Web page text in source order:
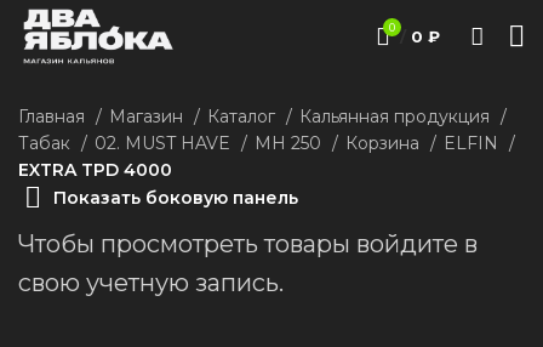
0 / 0 ₽
Главная Магазин Каталог
Кальянная продукция
Табак
02. MUST HAVE MH 250 Корзина
ELFIN
EXTRA TPD 4000
Показать боковую панель
Чтобы просмотреть товары войдите в
свою учетную запись.